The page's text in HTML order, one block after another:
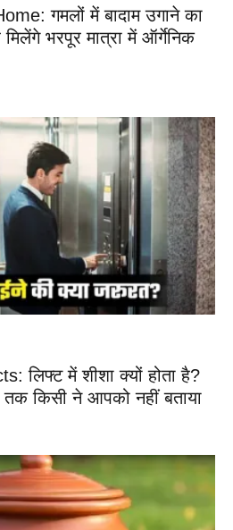
गमलों में बादाम उगाने का
भरपूर मात्रा में ऑर्गेनिक
लिफ्ट में शीशा क्यों होता है?
किसी ने आपको नहीं बताया